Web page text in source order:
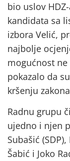
bio uslov
kandidata sa
izbora Velić,
najbolje
mogućnost
pokazalo da
kršenju
Radnu grupu
ujedno i njen
Subašić
Šabić i Joko